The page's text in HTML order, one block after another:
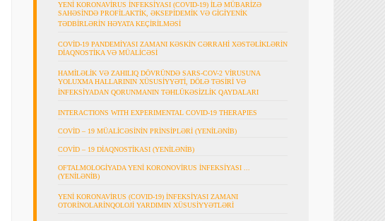
YENİ KORONAVİRUS İNFEKSİYASI (COVID-19) İLƏ MÜBARİZƏ
SAHƏSİNDƏ PROFİLAKTİK, ƏKSEPİDEMİK VƏ GİGİYENİK
TƏDBİRLƏRİN HƏYATA KEÇİRİLMƏSİ
COVİD-19 PANDEMİYASI ZAMANI KƏSKİN CƏRRAHİ XƏSTƏLİKLƏRİN
DİAQNOSTİKA VƏ MÜALİCƏSİ
HAMİLƏLİK VƏ ZAHILIQ DÖVRÜNDƏ SARS-COV-2 VİRUSUNA
YOLUXMA HALLARININ XÜSUSİYYƏTİ, DÖLƏ TƏSİRİ VƏ
İNFEKSİYADAN QORUNMANIN TƏHLÜKƏSİZLİK QAYDALARI
INTERACTIONS WITH EXPERIMENTAL COVID-19 THERAPIES
COVİD – 19 MÜALİCƏSİNİN PRİNSİPLƏRİ (YENİLƏNİB)
COVİD – 19 DİAQNOSTİKASI (YENİLƏNİB)
OFTALMOLOGİYADA YENİ KORONOVİRUS İNFEKSİYASI ...
(YENİLƏNİB)
YENİ KORONAVİRUS (COVID-19) İNFEKSİYASI ZAMANI
OTORİNOLARİNQOLOJİ YARDIMIN XÜSUSİYYƏTLƏRİ